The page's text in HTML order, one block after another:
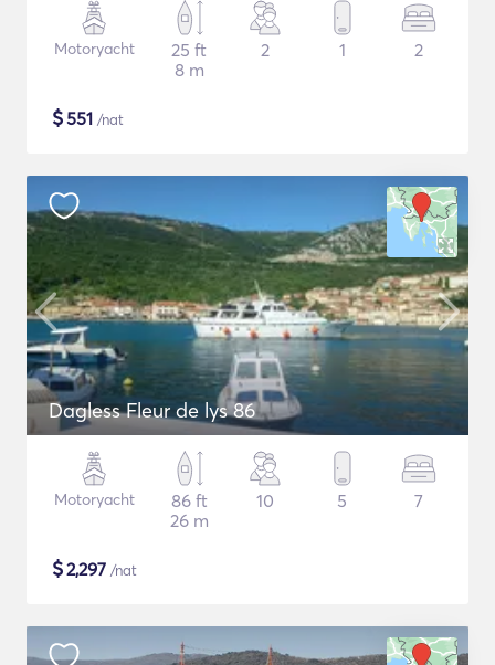
Motoryacht
25 ft
8 m
2 1 2
$551 /nat
Dagless Fleur de lys 86
Motoryacht
86 ft
26 m
10 5 7
$2,297 /nat